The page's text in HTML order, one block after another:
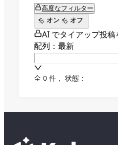
高度なフィルター
オン
オフ
AI でタイアップ投
配列：最新
全 0 件 ， 状態：